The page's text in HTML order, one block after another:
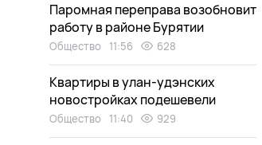
Паромная переправа возобновит
работу в районе Бурятии
Общество 11:56 628
Квартиры в улан-удэнских
новостройках подешевели
Общество 11:40 929